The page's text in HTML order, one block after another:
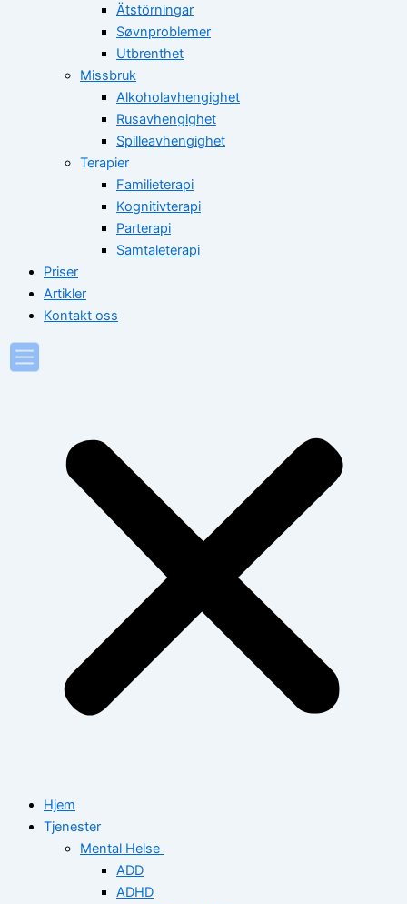
Ätstörningar
Søvnproblemer
Utbrenthet
Missbruk
Alkoholavhengighet
Rusavhengighet
Spilleavhengighet
Terapier
Familieterapi
Kognitivterapi
Parterapi
Samtaleterapi
Priser
Artikler
Kontakt oss
Hjem
Tjenester
Mental Helse
ADD
ADHD